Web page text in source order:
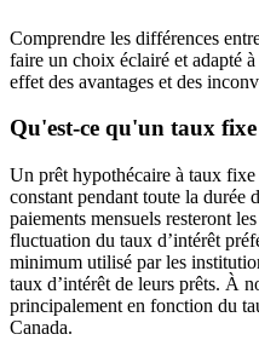
Comprendre les différences
faire un choix éclairé et adapté
effet des avantages et des
Qu'est-ce qu'un taux
Un prêt hypothécaire à taux
constant pendant toute la durée
paiements mensuels resteront
fluctuation du taux d’intérêt
minimum utilisé par les
taux d’intérêt de leurs prêts. À
principalement en fonction du
Canada.